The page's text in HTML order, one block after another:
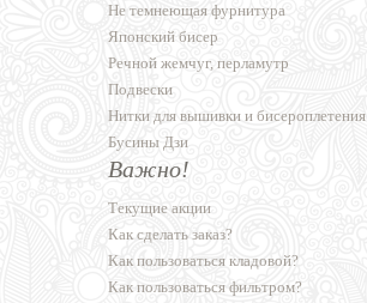
Не темнеющая фурнитура
Японский бисер
Речной жемчуг, перламутр
Подвески
Нитки для вышивки и бисероплетения
Бусины Дзи
Важно!
Текущие акции
Как сделать заказ?
Как пользоваться кладовой?
Как пользоваться фильтром?